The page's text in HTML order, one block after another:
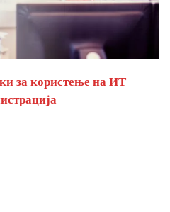
за користење на ИТ